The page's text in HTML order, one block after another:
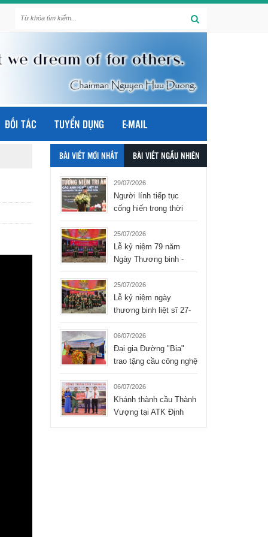
ĐỐI TÁC TUYỂN DỤNG E-MAIL
BÀI VIẾT MỚI NHẤT BÀI VIẾT NGẪU NHIÊN
29/07/2026
Người lính tiếp tục
cống hiến trong thời
Bình Group
25/07/2026
Lễ kỷ niệm 79 năm
Ngày Thương binh -
Tập đoàn Hòa Bình
25/07/2026
Lễ kỷ niệm ngày
thương binh liệt sĩ 27-
TNHH Hòa Bình
06/07/2026
Đại gia Đường "Bia"
trao tặng cầu công nghệ
- Thái Nguyên
06/07/2026
Khánh thành cầu Thành
Vượng tại ATK Định